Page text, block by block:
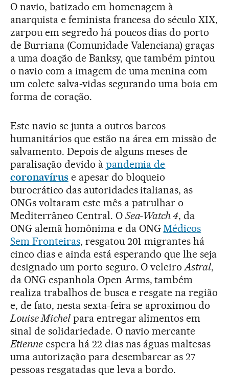
O navio, batizado em homenagem à
anarquista e feminista francesa do século XIX,
zarpou em segredo há poucos dias do porto
de Burriana (Comunidade Valenciana) graças
a uma doação de Banksy, que também pintou
o navio com a imagem de uma menina com
um colete salva-vidas segurando uma boia em
forma de coração.
Este navio se junta a outros barcos
humanitários que estão na área em missão de
salvamento. Depois de alguns meses de
paralisação devido à pandemia de
coronavíruse apesar do bloqueio
burocrático das autoridades italianas, as
ONGs voltaram este mês a patrulhar o
Mediterrâneo Central. O Sea-Watch 4, da
ONG alemã homônima e da ONGMédicos
Sem Fronteiras, resgatou 201 migrantes há
cinco dias e ainda está esperando que lhe seja
designado um porto seguro. O veleiroAstral,
da ONG espanhola Open Arms, também
realiza trabalhos de busca e resgate na região
e, de fato, nesta sexta-feira se aproximou do
Louise Michelpara entregar alimentos em
sinal de solidariedade. O navio mercante
Etienneespera há 22 dias nas águas maltesas
uma autorização para desembarcar as 27
pessoas resgatadas que leva a bordo.